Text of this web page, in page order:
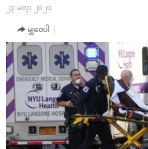
ပင်မ
ကျော်
ကြည့်
ပင်မ
အ
ညွန်း
စာမျက်နှာ
သို့
အစ္စရေး-ပါလက်စတိုင်း
အင်္ဂလိပ်စာလေ့လာမယ်
အမေရိကန်သုံးအီဒီယံ
မကြေးမုံရဲ့ အင်္ဂလိပ်စာ
ရုပ်ရှင်ထဲက အင်္ဂလိပ်စာ
သုတပဒေသာ အင်္ဂလိပ်စာ
အပတ်စဉ်ကဏ္ဍများ
ရေဒီယို
တီဗွီ
ရေဒီယိုနှင့်ရုပ်သံ အချက်အလက်များ
ရေဒီယို/တီဗွီအစီအစဉ်
Learning English
ဗွီအိုအေ လူမှုကွန်ယက်များ
၂၃ မတ္၊ ၂၀၂၀
မျှဝေပါ